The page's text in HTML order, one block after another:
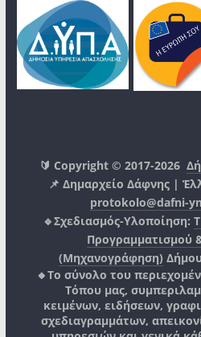
🔰 Copyright © 2017-2026
📌 Δημαρχείο Δάφνης |
protokolo@dafni-
🔹Σχεδιασμός-Υλοποίηση:
Προγραμματισμού
(Μηχανογράφηση)
🔸Το σύνολο του
Τόπου μας,
κειμένων, ειδήσεων,
σχεδιαγραμμάτων,